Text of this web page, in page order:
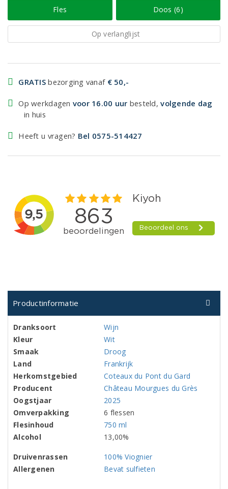
Fles Doos (6)
Op verlanglijst
GRATIS bezorging vanaf € 50,-
Op werkdagen voor 16.00 uur besteld,volgende dag
in huis
Heeft u vragen? Bel 0575-514427
Productinformatie
Dranksoort
Wijn
Kleur
Wit
Smaak
Droog
Land
Frankrijk
Herkomstgebied
Coteaux du Pont du Gard
Producent
Château Mourgues du Grès
Oogstjaar
2025
Omverpakking
6 flessen
Flesinhoud
750 ml
Alcohol
13,00%
Druivenrassen
100% Viognier
Allergenen
Bevat sulfieten